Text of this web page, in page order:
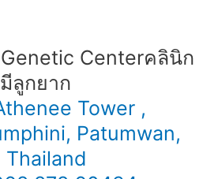
Center​ คลินิก
ลูกยาก
Tower ,
Patumwan,
Thailand